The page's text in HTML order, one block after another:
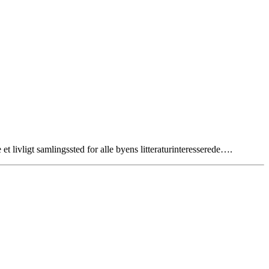
livligt samlingssted for alle byens litteraturinteresserede….